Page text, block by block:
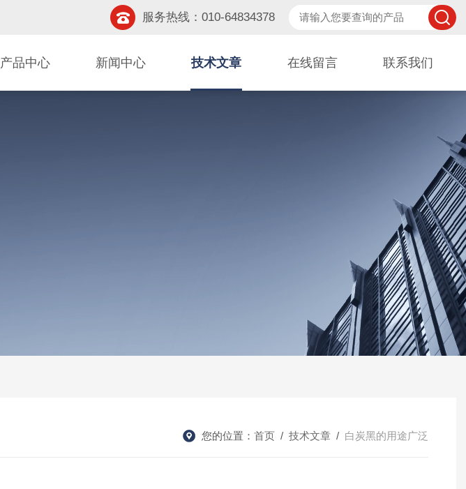
服务热线：010-64834378
产品中心 新闻中心 技术文章 在线留言 联系我们
您的位置： 首页 / 技术文章 / 白炭黑的用途广泛